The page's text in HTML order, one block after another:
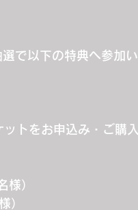
で以下の特典へ参加い
トをお申込み・ご購入
様）
）